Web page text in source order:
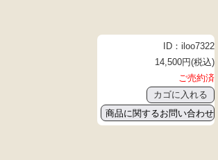
ID：iloo7322
14,500円(税込)
ご売約済
商品に関するお問い合わせ